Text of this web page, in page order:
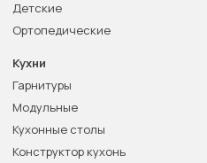
Детские
Ортопедические
Кухни
Гарнитуры
Модульные
Кухонные столы
Конструктор кухонь